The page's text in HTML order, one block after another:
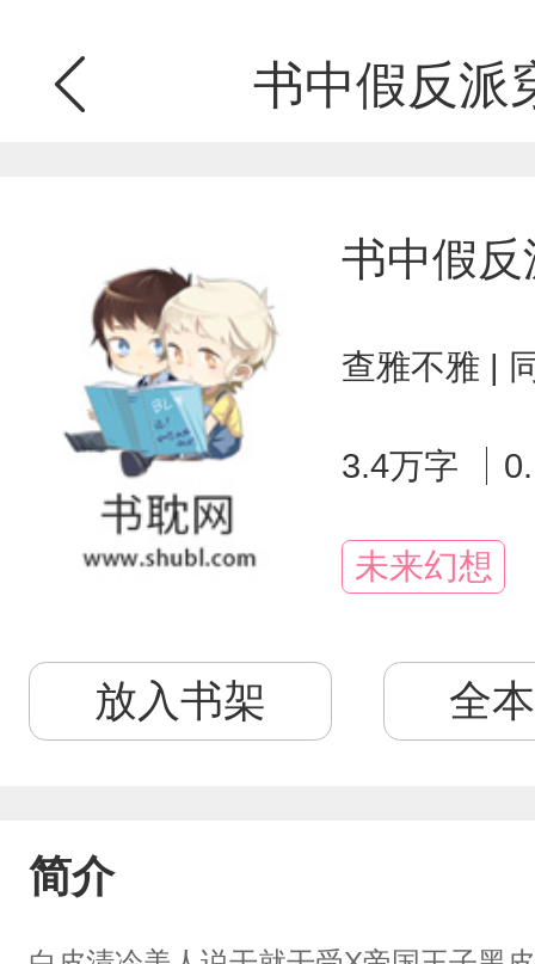
书中假反派
书中假
查雅不雅 |
3.4万字
未来幻想
放入书架 全
简介